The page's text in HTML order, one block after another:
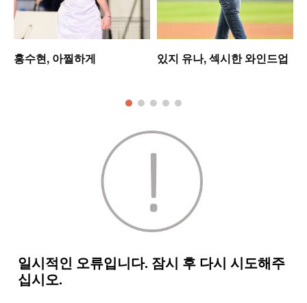
홍수현, 아찔하게 있지 유나, 섹시한 와인드업